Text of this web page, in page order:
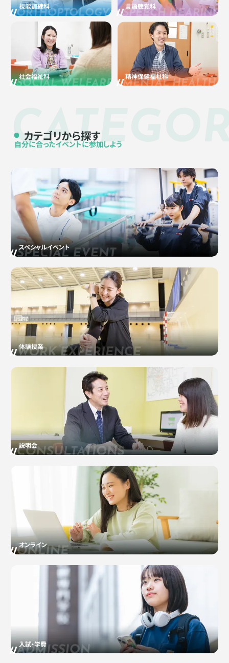
視能訓練科
ORTHOPTOLOGY TRAINING
言語聴覚科
SPEECH HEARING
社会福祉科
SOCIAL WELFARE
精神保健福祉科
MENTAL HEALTH
カテゴリから探す
自分に合ったイベントに参加しよう
スペシャルイベント
体験授業
説明会
オンライン
入試・学費